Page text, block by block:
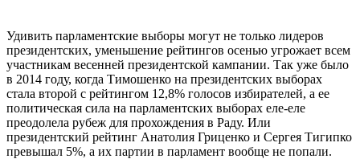
Удивить парламентские выборы могут не только лидеров
президентских, уменьшение рейтингов осенью угрожает всем
участникам весенней президентской кампании. Так уже было
в 2014 году, когда Тимошенко на президентских выборах
стала второй с рейтингом 12,8% голосов избирателей, а ее
политическая сила на парламентских выборах еле-еле
преодолела рубеж для прохождения в Раду. Или
президентский рейтинг Анатолия Гриценко и Сергея Тигипко
превышал 5%, а их партии в парламент вообще не попали.